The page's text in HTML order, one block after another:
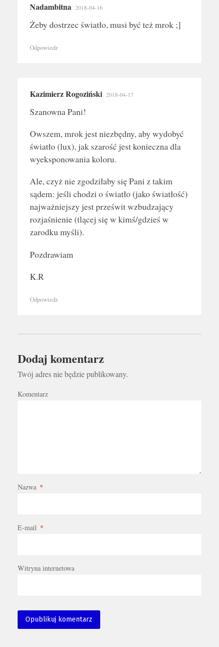
Nadambitna 2018-04-16
Żeby dostrzec światło, musi być też mrok ;]
Odpowiedz
Kazimierz Rogoziński 2018-04-17
Szanowna Pani!
Owszem, mrok jest niezbędny, aby wydobyć
światło (lux), jak szarość jest konieczna dla
wyeksponowania koloru.
Ale, czyż nie zgodziłaby się Pani z takim
sądem: jeśli chodzi o światło (jako światłość)
najważniejszy jest prześwit wzbudzający
rozjaśnienie (tlącej się w kimś/gdzieś w
zarodku myśli).
Pozdrawiam
K.R
Odpowiedz
Dodaj komentarz
Twój adres nie będzie publikowany.
Komentarz
Nazwa *
E-mail *
Witryna internetowa